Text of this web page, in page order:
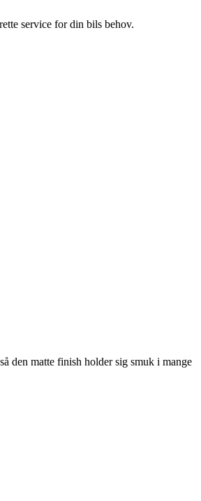
service for din bils behov.
den matte finish holder sig smuk i mange